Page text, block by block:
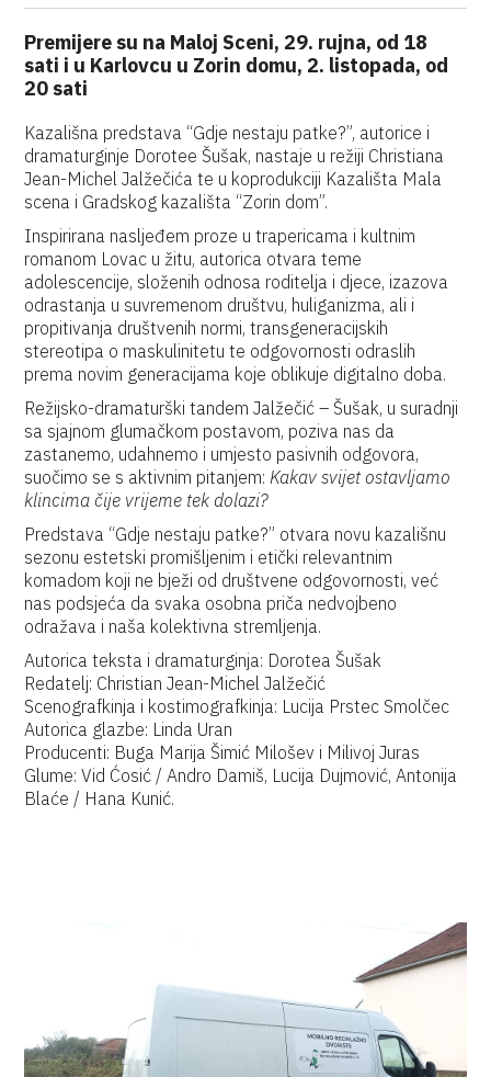
Premijere su na Maloj Sceni, 29. rujna, od 18
sati i u Karlovcu u Zorin domu, 2. listopada, od
20 sati
Kazališna predstava “Gdje nestaju patke?”, autorice i
dramaturginje Dorotee Šušak, nastaje u režiji Christiana
Jean-Michel Jalžečića te u koprodukciji Kazališta Mala
scena i Gradskog kazališta “Zorin dom”.
Inspirirana nasljeđem proze u trapericama i kultnim
romanom Lovac u žitu, autorica otvara teme
adolescencije, složenih odnosa roditelja i djece, izazova
odrastanja u suvremenom društvu, huliganizma, ali i
propitivanja društvenih normi, transgeneracijskih
stereotipa o maskulinitetu te odgovornosti odraslih
prema novim generacijama koje oblikuje digitalno doba.
Režijsko-dramaturški tandem Jalžečić – Šušak, u suradnji
sa sjajnom glumačkom postavom, poziva nas da
zastanemo, udahnemo i umjesto pasivnih odgovora,
suočimo se s aktivnim pitanjem:Kakav svijet ostavljamo
klincima čije vrijeme tek dolazi?
Predstava “Gdje nestaju patke?” otvara novu kazališnu
sezonu estetski promišljenim i etički relevantnim
komadom koji ne bježi od društvene odgovornosti, već
nas podsjeća da svaka osobna priča nedvojbeno
odražava i naša kolektivna stremljenja.
Autorica teksta i dramaturginja: Dorotea Šušak
Redatelj: Christian Jean-Michel Jalžečić
Scenografkinja i kostimografkinja: Lucija Prstec Smolčec
Autorica glazbe: Linda Uran
Producenti: Buga Marija Šimić Milošev i Milivoj Juras
Glume: Vid Ćosić / Andro Damiš, Lucija Dujmović, Antonija
Blaće / Hana Kunić.